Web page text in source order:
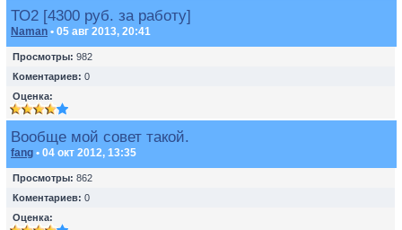
ТО2 [4300 руб. за работу]
Naman • 05 авг 2013, 20:41
Просмотры: 982
Коментариев: 0
Оценка:
Вообще мой совет такой.
fang • 04 окт 2012, 13:35
Просмотры: 862
Коментариев: 0
Оценка: